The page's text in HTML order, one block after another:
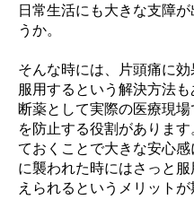
日常生活にも大きな支障
うか。
そんな時には、片頭痛に
服用するという解決方法
断薬として実際の医療現
を防止する役割がありま
ておくことで大きな安心
に襲われた時にはさっと
えられるというメリットが